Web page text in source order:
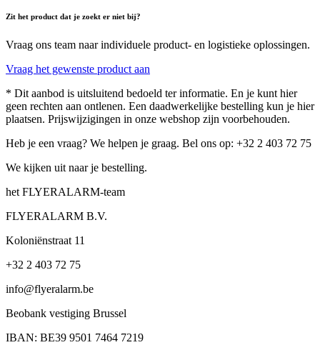
Zit het product dat je zoekt er niet bij?
Vraag ons team naar individuele product- en logistieke oplossingen.
Vraag het gewenste product aan
* Dit aanbod is uitsluitend bedoeld ter informatie. En je kunt hier
geen rechten aan ontlenen. Een daadwerkelijke bestelling kun je hier
plaatsen. Prijswijzigingen in onze webshop zijn voorbehouden.
Heb je een vraag? We helpen je graag. Bel ons op: +32 2 403 72 75
We kijken uit naar je bestelling.
het FLYERALARM-team
FLYERALARM B.V.
Koloniënstraat 11
+32 2 403 72 75
info@flyeralarm.be
Beobank vestiging Brussel
IBAN: BE39 9501 7464 7219